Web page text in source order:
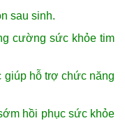
sau sinh.
cường sức khỏe tim
giúp hỗ trợ chức năng
hồi phục sức khỏe